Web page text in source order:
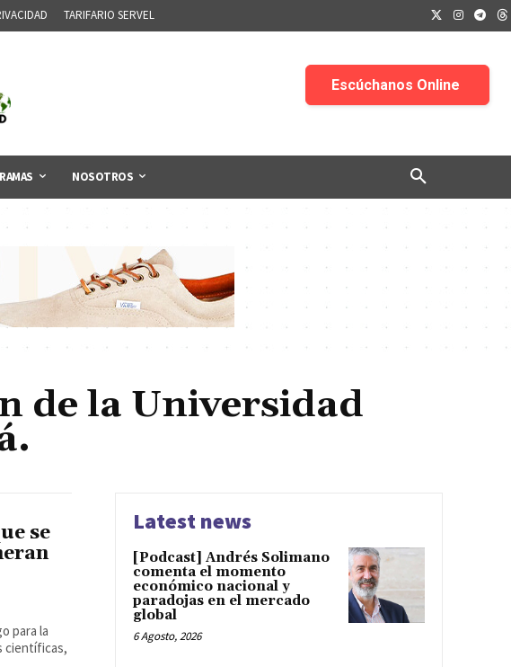
TARIFARIO SERVEL
NOSOTROS
de la Universidad
se
para la
científicas,
Latest news
[Podcast] Andrés Solimano
comenta el momento
económico nacional y
paradojas en el mercado
global
6 Agosto, 2026